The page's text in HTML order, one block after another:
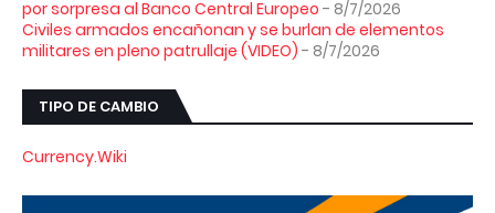
por sorpresa al Banco Central Europeo - 8/7/2026
Civiles armados encañonan y se burlan de elementos
militares en pleno patrullaje (VIDEO) - 8/7/2026
TIPO DE CAMBIO
Currency.Wiki